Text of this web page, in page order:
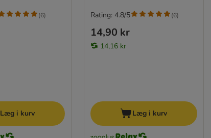
(6)
Læg i kurv
14,90 kr
14,16 kr
Rating: 4.8/5 (6)
Læg i kurv